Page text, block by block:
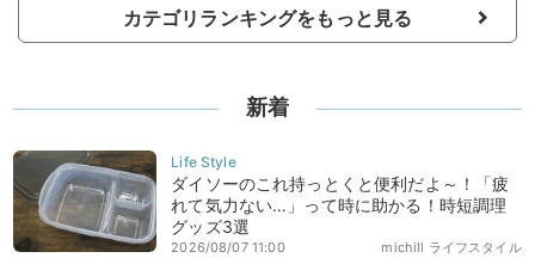
カテゴリランキングをもっと見る
新着
ダイソーのこれ持っとくと便利だよ～！「疲
れて気力ない…」って時に助かる！時短調理
グッズ3選
michill ライフスタイル
2026/08/07 11:00